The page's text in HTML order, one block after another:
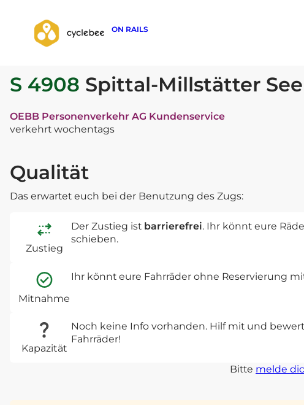
ON RAILS
zurück zur Suche
S 4908 Spittal-Millstätter
OEBB Personenverkehr AG Kundenservice
verkehrt wochentags
Qualität
Das erwartet euch bei der Benutzung des Zugs:
Zustieg
Der Zustieg ist barrierefrei. Ihr könnt eure
schieben.
Mitnahme
Ihr könnt eure Fahrräder ohne Reservierung
Kapazität
Noch keine Info vorhanden. Hilf mit und
Fahrräder!
Bitte melde